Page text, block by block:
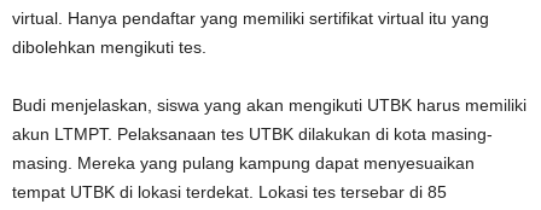
virtual. Hanya pendaftar yang memiliki sertifikat virtual itu yang
dibolehkan mengikuti tes.
Budi menjelaskan, siswa yang akan mengikuti UTBK harus memiliki
akun LTMPT. Pelaksanaan tes UTBK dilakukan di kota masing-
masing. Mereka yang pulang kampung dapat menyesuaikan
tempat UTBK di lokasi terdekat. Lokasi tes tersebar di 85